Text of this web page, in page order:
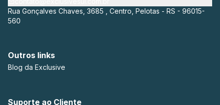
Rua Gonçalves Chaves, 3685 , Centro, Pelotas - RS - 96015-
560
Outros links
Blog da Exclusive
Suporte ao Cliente